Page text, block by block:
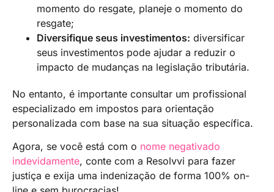
momento do resgate, planeje o momento do
resgate;
Diversifique seus investimentos: diversificar
seus investimentos pode ajudar a reduzir o
impacto de mudanças na legislação tributária.
No entanto, é importante consultar um profissional
especializado em impostos para orientação
personalizada com base na sua situação específica.
Agora, se você está com o nome negativado
indevidamente, conte com a Resolvvi para fazer
justiça e exija uma indenização de forma 100% on-